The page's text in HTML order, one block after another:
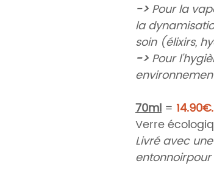
-> Pour la
la
soin (élixirs,
-> Pour
70ml = 14.90€.
Verre
Livré avec